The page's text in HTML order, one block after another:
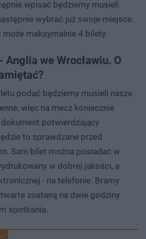
wpisać będziemy musieli
wybrać już swoje miejsce.
maksymalnie 4 bilety.
Anglia we Wrocławiu. O
podać będziemy musieli nasze
więc na mecz koniecznie
potwierdzający
to sprawdzane przed
Sam bilet można posiadać w
w dobrej jakości, a
- na telefonie. Bramy
zostaną na dwie godziny
spotkania.